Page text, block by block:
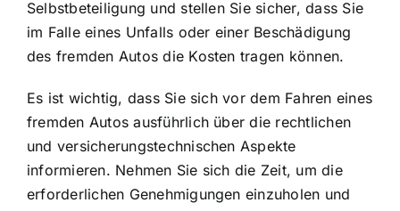
Selbstbeteiligung und stellen Sie sicher, dass Sie
im Falle eines Unfalls oder einer Beschädigung
des fremden Autos die Kosten tragen können.
Es ist wichtig, dass Sie sich vor dem Fahren eines
fremden Autos ausführlich über die rechtlichen
und versicherungstechnischen Aspekte
informieren. Nehmen Sie sich die Zeit, um die
erforderlichen Genehmigungen einzuholen und